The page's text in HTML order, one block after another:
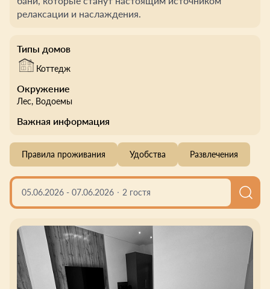
релаксации и наслаждения.
Типы домов
Коттедж
Окружение
Лес, Водоемы
Важная информация
Правила проживания Удобства Развлечения
05.06.2026 - 07.06.2026 2 гостя